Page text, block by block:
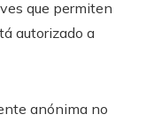
que permiten
autorizado a
anónima no